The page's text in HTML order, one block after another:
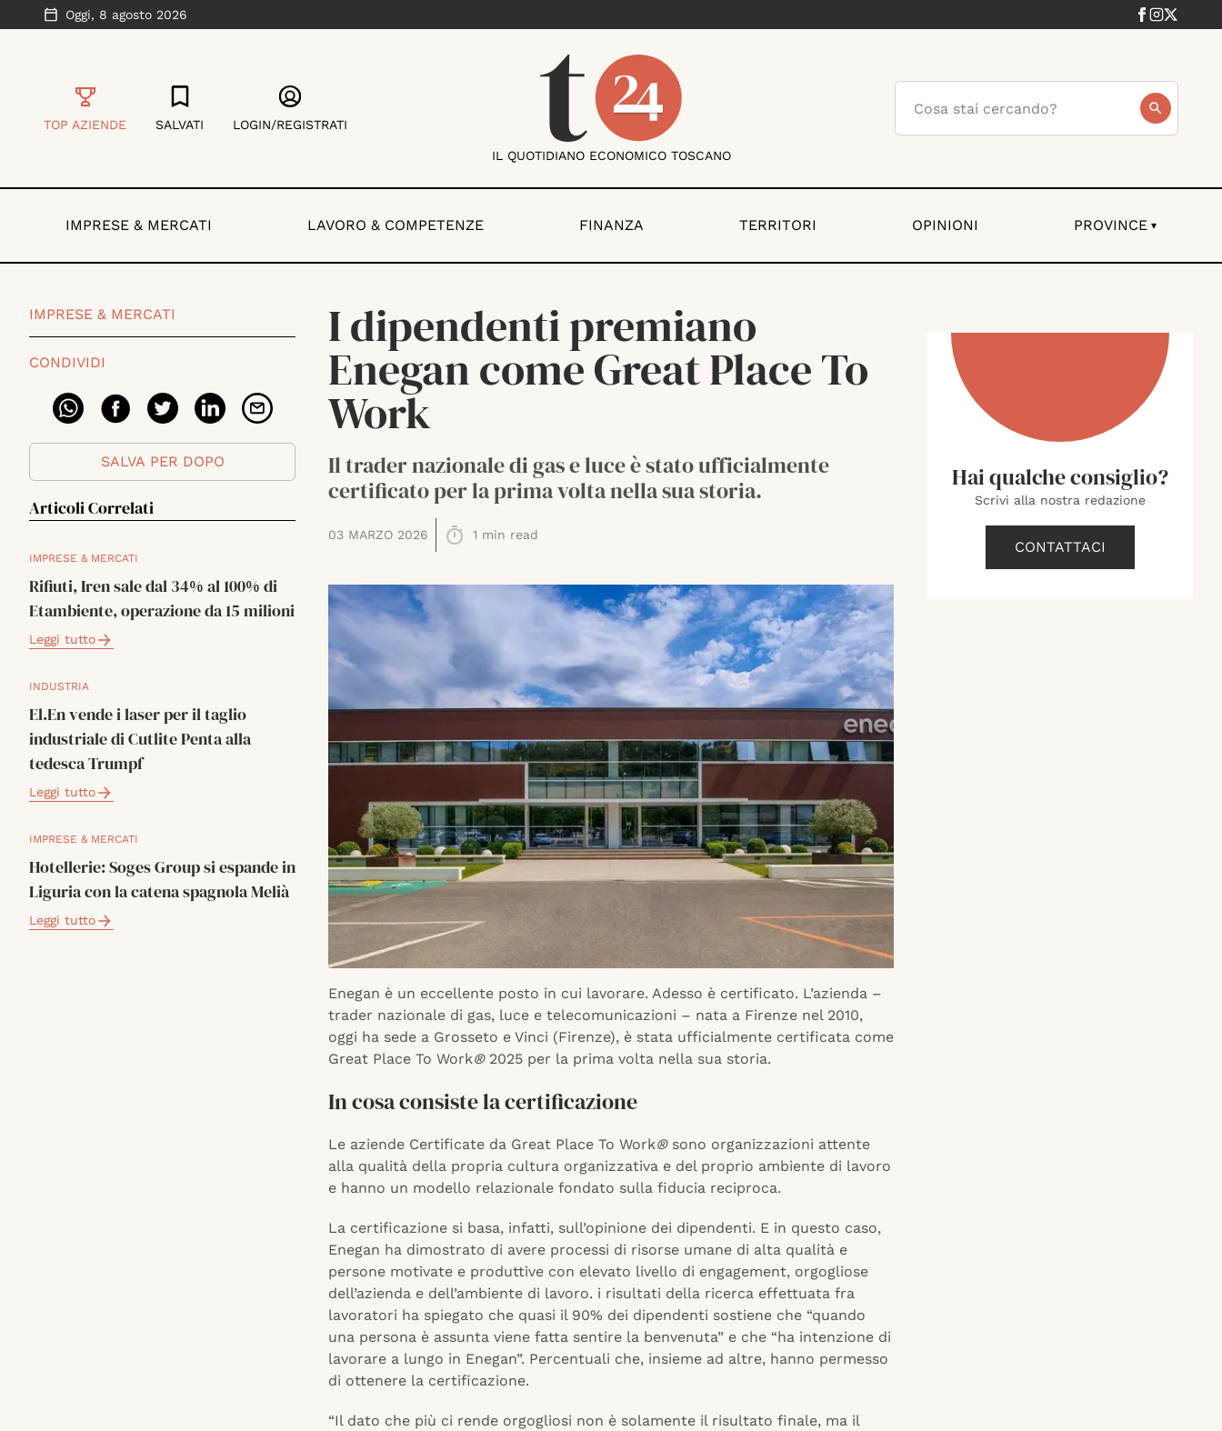
Oggi, 8 agosto 2026
TOP AZIENDE SALVATI LOGIN/REGISTRATI
IL QUOTIDIANO ECONOMICO TOSCANO
IMPRESE & MERCATI LAVORO & COMPETENZE FINANZA TERRITORI OPINIONI PROVINCE ▾
IMPRESE & MERCATI
CONDIVIDI
SALVA PER DOPO
Articoli Correlati
IMPRESE & MERCATI
Rifiuti, Iren sale dal 34% al 100% di
Etambiente, operazione da 15 milioni
Leggi tutto
INDUSTRIA
El.En vende i laser per il taglio
industriale di Cutlite Penta alla
tedesca Trumpf
Leggi tutto
IMPRESE & MERCATI
Hotellerie: Soges Group si espande in
Liguria con la catena spagnola Melià
Leggi tutto
I dipendenti premiano
Enegan come Great Place To
Work
Il trader nazionale di gas e luce è stato ufficialmente
certificato per la prima volta nella sua storia.
03 MARZO 2026 1 min read
Enegan è un eccellente posto in cui lavorare. Adesso è certificato. L’azienda –
trader nazionale di gas, luce e telecomunicazioni – nata a Firenze nel 2010,
oggi ha sede a Grosseto e Vinci (Firenze), è stata ufficialmente certificata come
Great Place To Work®2025 per la prima volta nella sua storia.
In cosa consiste la certificazione
Le aziende Certificate da Great Place To Work® sono organizzazioni attente
alla qualità della propria cultura organizzativa e del proprio ambiente di lavoro
e hanno un modello relazionale fondato sulla fiducia reciproca.
La certificazione si basa, infatti, sull’opinione dei dipendenti. E in questo caso,
Enegan ha dimostrato di avere processi di risorse umane di alta qualità e
persone motivate e produttive con elevato livello di engagement, orgogliose
dell’azienda e dell’ambiente di lavoro. i risultati della ricerca effettuata fra
lavoratori ha spiegato che quasi il 90% dei dipendenti sostiene che “quando
una persona è assunta viene fatta sentire la benvenuta” e che “ha intenzione di
lavorare a lungo in Enegan”. Percentuali che, insieme ad altre, hanno permesso
di ottenere la certificazione.
“Il dato che più ci rende orgogliosi non è solamente il risultato finale, ma il
Hai qualche consiglio?
Scrivi alla nostra redazione
CONTATTACI